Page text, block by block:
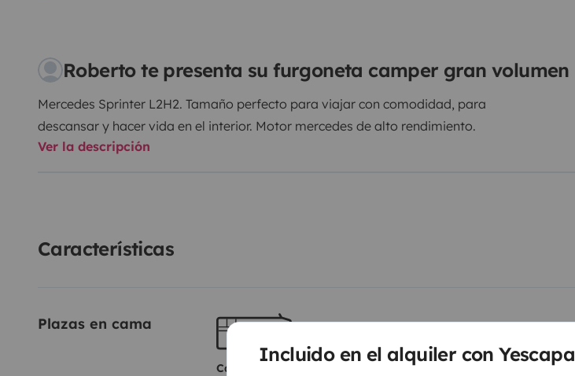
Incluido en el alquiler con Yescapa
Roberto te presenta su furgoneta camper gran volumen
Mercedes Sprinter L2H2. Tamaño perfecto para viajar con comodidad, para
descansar y hacer vida en el interior. Motor mercedes de alto rendimiento.
Ver la descripción
Características
Plazas en cama
Camas 1